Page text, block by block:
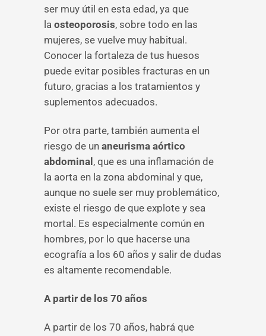
ser muy útil en esta edad, ya que
la osteoporosis, sobre todo en las
mujeres, se vuelve muy habitual.
Conocer la fortaleza de tus huesos
puede evitar posibles fracturas en un
futuro, gracias a los tratamientos y
suplementos adecuados.
Por otra parte, también aumenta el
riesgo de un aneurisma aórtico
abdominal , que es una inflamación de
la aorta en la zona abdominal y que,
aunque no suele ser muy problemático,
existe el riesgo de que explote y sea
mortal. Es especialmente común en
hombres, por lo que hacerse una
ecografía a los 60 años y salir de dudas
es altamente recomendable.
A partir de los 70 años
A partir de los 70 años, habrá que